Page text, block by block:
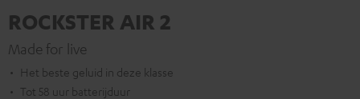
ROCKSTER AIR 2
Made for live
Het beste geluid in deze klasse
Tot 58 uur batterijduur